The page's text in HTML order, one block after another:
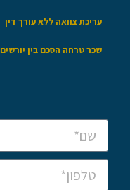
עריכת צוואה ללא עורך דין
שכר טרחה הסכם בין יורשים